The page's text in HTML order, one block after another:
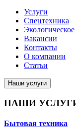
Услуги
Спецтехника
Вакансии
Контакты
О компании
Статьи
Наши услуги
НАШИ
Бытовая техника